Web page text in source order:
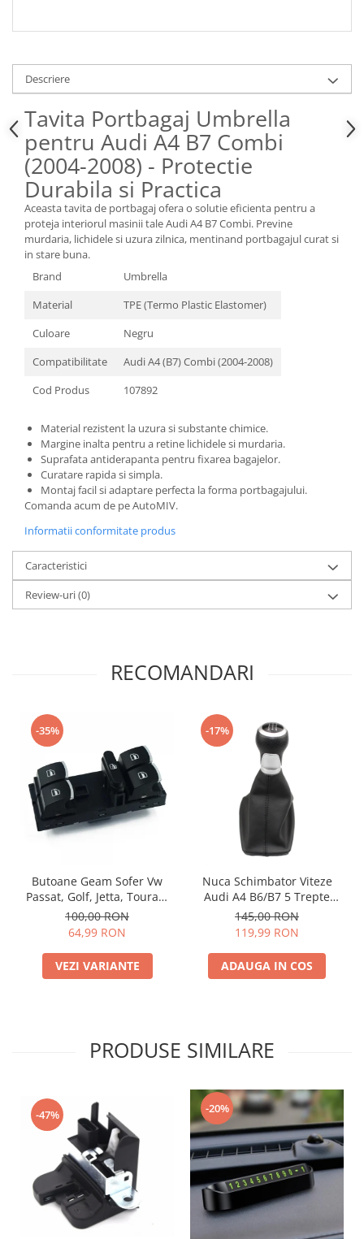
Lubrifianti si Spray-uri de Curatare
Curatare si Detailing Interior
Vopsitorie, Chituri si Adezivi
Curatare si Detailing Exterior
Articole Auto Sezoniere
Produse de Iarna
Cabluri Pornire
Produse de Vara
Blog
Descriere
Tavita Portbagaj Umbrella
pentru Audi A4 B7 Combi
(2004-2008) - Protectie
Durabila si Practica
Aceasta tavita de portbagaj ofera o solutie eficienta pentru a
proteja interiorul masinii tale Audi A4 B7 Combi. Previne
murdaria, lichidele si uzura zilnica, mentinand portbagajul curat si
in stare buna.
Brand
Umbrella
Material
TPE (Termo Plastic Elastomer)
Culoare
Negru
Compatibilitate
Audi A4 (B7) Combi (2004-2008)
Cod Produs
107892
Material rezistent la uzura si substante chimice.
Margine inalta pentru a retine lichidele si murdaria.
Suprafata antiderapanta pentru fixarea bagajelor.
Curatare rapida si simpla.
Montaj facil si adaptare perfecta la forma portbagajului.
Comanda acum de pe AutoMIV.
Informatii conformitate produs
Caracteristici
Review-uri(0)
RECOMANDARI
-35%
Butoane Geam Sofer Vw
Passat, Golf, Jetta, Touran,
Tiguan, Touareg, Polo
100,00 RON
64,99 RON
VEZI VARIANTE
-17%
Nuca Schimbator Viteze
Audi A4 B6/B7 5 Trepte
12345R
145,00 RON
119,99 RON
ADAUGA IN COS
PRODUSE SIMILARE
-47% -20%